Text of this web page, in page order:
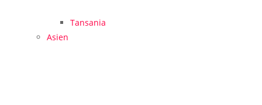
Tansania
Asien